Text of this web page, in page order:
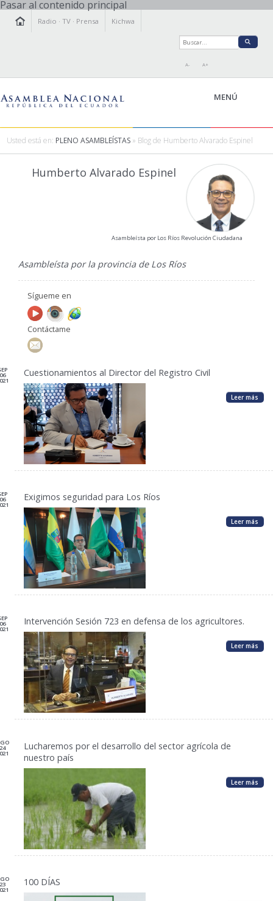
Pasar al contenido principal
Radio ·TV · Prensa Kichwa
A- A+
MENÚ
Usted está en: PLENO ASAMBLEÍSTAS » Blog de Humberto Alvarado Espinel
Humberto Alvarado Espinel
Asambleísta por Los Ríos Revolución Ciudadana
Asambleísta por la provincia de Los Ríos
Sígueme en
Contáctame
06 Cuestionamientos al Director del Registro Civil
Leer más
06 Exigimos seguridad para Los Ríos
Leer más
06 Intervención Sesión 723 en defensa de los agricultores.
Leer más
24
Lucharemos por el desarrollo del sector agrícola de
nuestro país
Leer más
23 100 DÍAS